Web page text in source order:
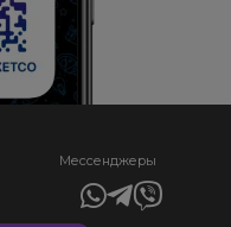
Мессенджеры